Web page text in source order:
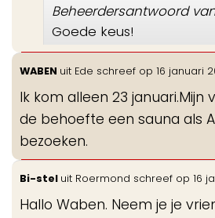
Beheerdersantwoord
Goede keus!
WABEN uit Ede schreef op 16 januari
Ik kom alleen 23 januari.Mijn
de behoefte een sauna als
bezoeken.
Bi-stel uit Roermond schreef op 16
Hallo Waben. Neem je je